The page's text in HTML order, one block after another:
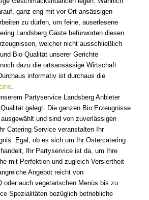
ganz eng mit vor Ort ansässigen
zu dürfen, um feine, auserlesene
Landsberg Gäste befürworten diesen
welcher nicht ausschließlich
Bio Qualität unserer Gerichte
dazu die ortsansässige Wirtschaft
informativ ist durchaus die
.
Partyservice Landsberg Anbieter
gelegt. Die ganzen Bio Erzeugnisse
und sind von zuverlässigen
Catering Service veranstalten Ihr
Egal, ob es sich um Ihr Ostercatering
Ihr Partyservice ist da, um Ihre
mit Perfektion und zugleich Versiertheit
Angebot reicht von
oder auch vegetarischen Menüs bis zu
Spezialitäten bezüglich betriebliche